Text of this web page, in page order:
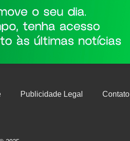
Publicidade Legal Contato